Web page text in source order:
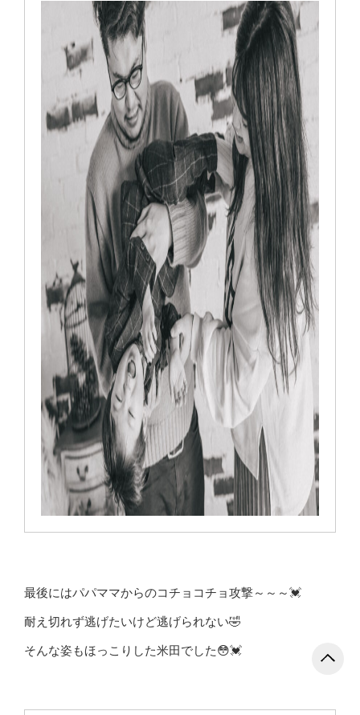
最後にはパパママからのコチョコチョ攻撃～～～💓
耐え切れず逃げたいけど逃げられない🤣
そんな姿もほっこりした米田でした😳💓